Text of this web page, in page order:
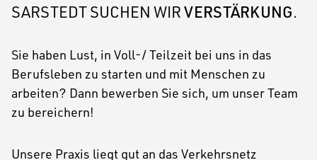
SARSTEDT SUCHEN WIRVERSTÄRKUNG.
Sie haben Lust, in Voll-/ Teilzeit bei uns in das
Berufsleben zu starten und mit Menschen zu
arbeiten? Dann bewerben Sie sich, um unser Team
zu bereichern!
Unsere Praxis liegt gut an das Verkehrsnetz